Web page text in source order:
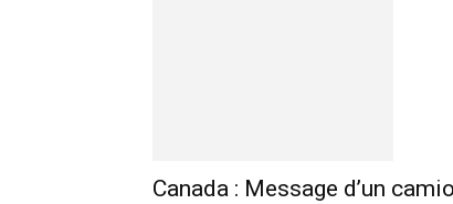
Canada : Message d’un